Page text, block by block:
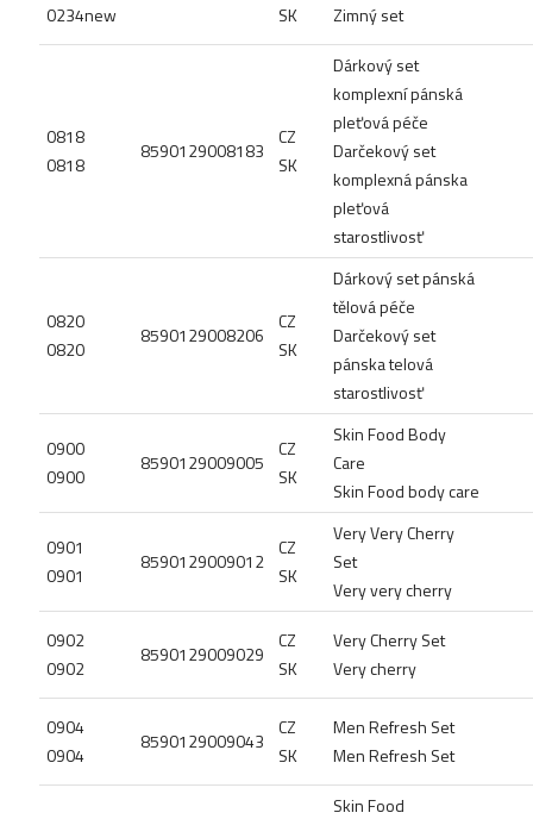
0234new
SK
Zimný set
0818
0818
8590129008183
CZ
SK
Dárkový set
komplexní pánská
pleťová péče
Darčekový set
komplexná pánska
pleťová
starostlivosť
0820
0820
8590129008206
CZ
SK
Dárkový set pánská
tělová péče
Darčekový set
pánska telová
starostlivosť
0900
0900
8590129009005
CZ
SK
Skin Food Body
Care
Skin Food body care
0901
0901
8590129009012
CZ
SK
Very Very Cherry
Set
Very very cherry
0902
0902
8590129009029
CZ
SK
Very Cherry Set
Very cherry
0904
0904
8590129009043
CZ
SK
Men Refresh Set
Men Refresh Set
Skin Food